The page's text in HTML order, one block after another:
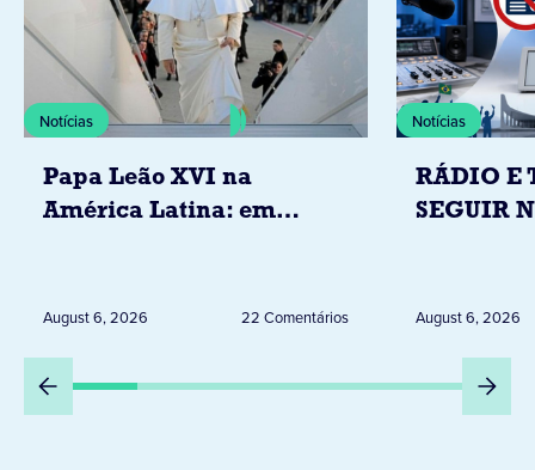
Notícias
Papa Leão XVI na
América Latina: em
Peru
August 6, 2026 22 Comentários
Notícias
RÁDIO E
SEGUIR
DESTA
August 6, 2026